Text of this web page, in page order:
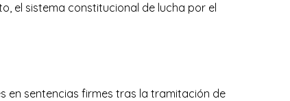
el sistema constitucional de lucha por el
en sentencias firmes tras la tramitación de